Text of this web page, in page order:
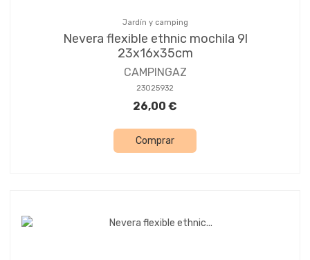
Jardín y camping
Nevera flexible ethnic mochila 9l
23x16x35cm
CAMPINGAZ
23025932
26,00 €
Comprar